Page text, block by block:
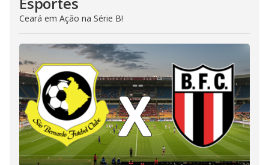
Ceará em Ação na Série B!